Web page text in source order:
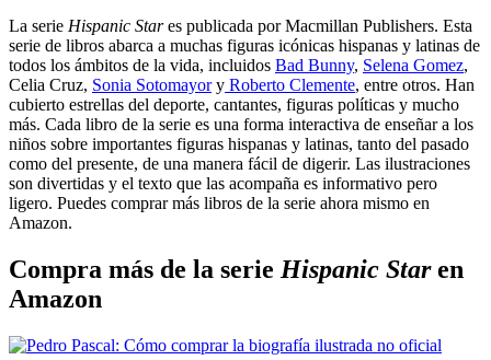
La serie Hispanic Stares publicada por Macmillan Publishers. Esta
serie de libros abarca a muchas figuras icónicas hispanas y latinas de
todos los ámbitos de la vida, incluidos Bad Bunny, Selena Gomez,
Celia Cruz, Sonia Sotomayory Roberto Clemente, entre otros. Han
cubierto estrellas del deporte, cantantes, figuras políticas y mucho
más. Cada libro de la serie es una forma interactiva de enseñar a los
niños sobre importantes figuras hispanas y latinas, tanto del pasado
como del presente, de una manera fácil de digerir. Las ilustraciones
son divertidas y el texto que las acompaña es informativo pero
ligero. Puedes comprar más libros de la serie ahora mismo en
Amazon.
Compra más de la serie Hispanic Staren
Amazon